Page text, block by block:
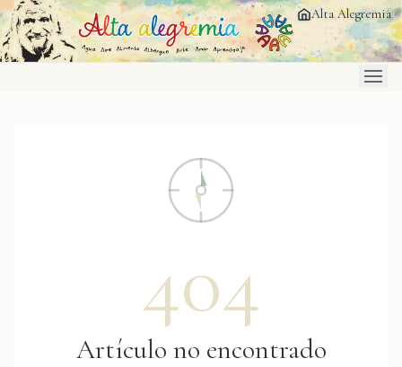
Saltar al contenido principal Alta Alegremia
404
Artículo no encontrado